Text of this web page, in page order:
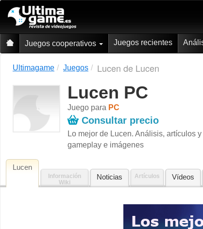
Juegos cooperativos Juegos recientes
Ultimagame Juegos Lucen de Lucen
Lucen PC
Juego para PC
Consultar precio
Lo mejor de Lucen. Análisis, artículos
gameplay e imágenes
Lucen
Información
Wiki
Noticias Artículos Vídeos